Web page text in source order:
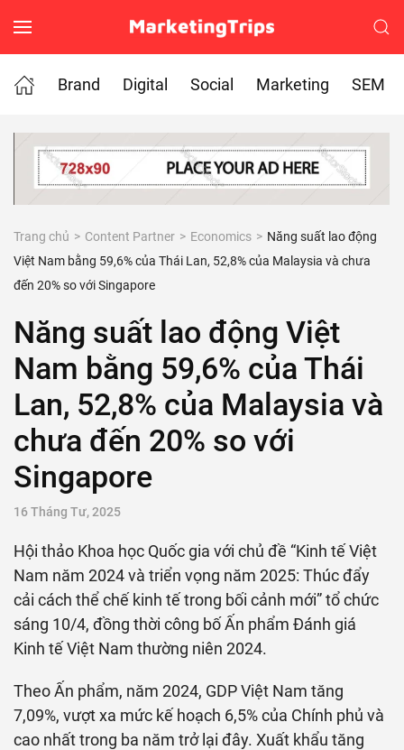
Skip to main content
Brand
Digital Social Marketing SEM
Trang chủ Content Partner Economics
Năng suất lao động
Việt Nam bằng 59,6% của Thái Lan, 52,8% của Malaysia và chưa
đến 20% so với Singapore
Năng suất lao động Việt
Nam bằng 59,6% của Thái
Lan, 52,8% của Malaysia và
chưa đến 20% so với
Singapore
16 Tháng Tư, 2025
Hội thảo Khoa học Quốc gia với chủ đề “Kinh tế Việt
Nam năm 2024 và triển vọng năm 2025: Thúc đẩy
cải cách thể chế kinh tế trong bối cảnh mới” tổ chức
sáng 10/4, đồng thời công bố Ấn phẩm Đánh giá
Kinh tế Việt Nam thường niên 2024.
Theo Ấn phẩm, năm 2024, GDP Việt Nam tăng
7,09%, vượt xa mức kế hoạch 6,5% của Chính phủ và
cao nhất trong ba năm trở lại đây. Xuất khẩu tăng